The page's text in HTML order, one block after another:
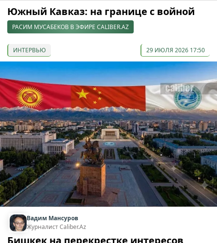
Южный Кавказ: на границе с войной
РАСИМ МУСАБЕКОВ В ЭФИРЕ CALIBER.AZ
ИНТЕРВЬЮ 29 ИЮЛЯ 2026 17:50
Вадим Мансуров
Журналист Caliber.Az